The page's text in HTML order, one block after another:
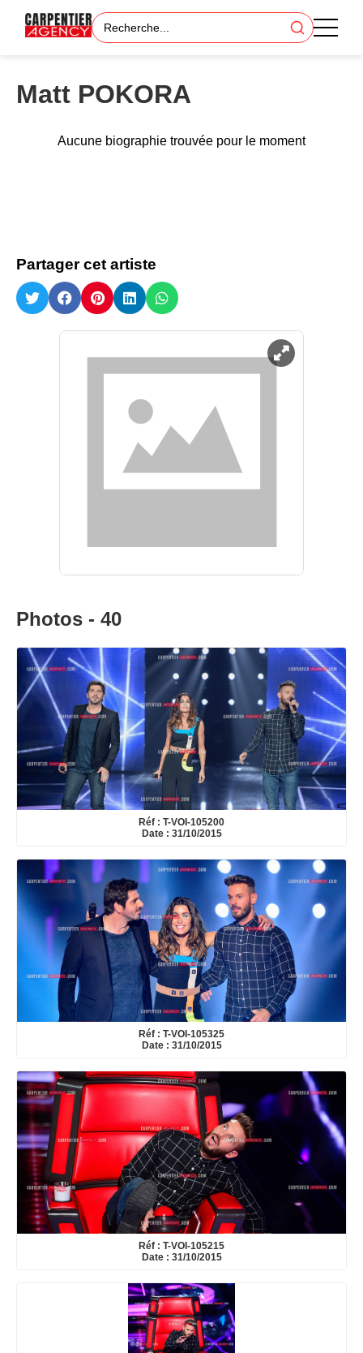
Matt POKORA
Aucune biographie trouvée pour le moment
Partager cet artiste
Photos - 40
Réf : T-VOI-105200
Date : 31/10/2015
Réf : T-VOI-105325
Date : 31/10/2015
Réf : T-VOI-105215
Date : 31/10/2015